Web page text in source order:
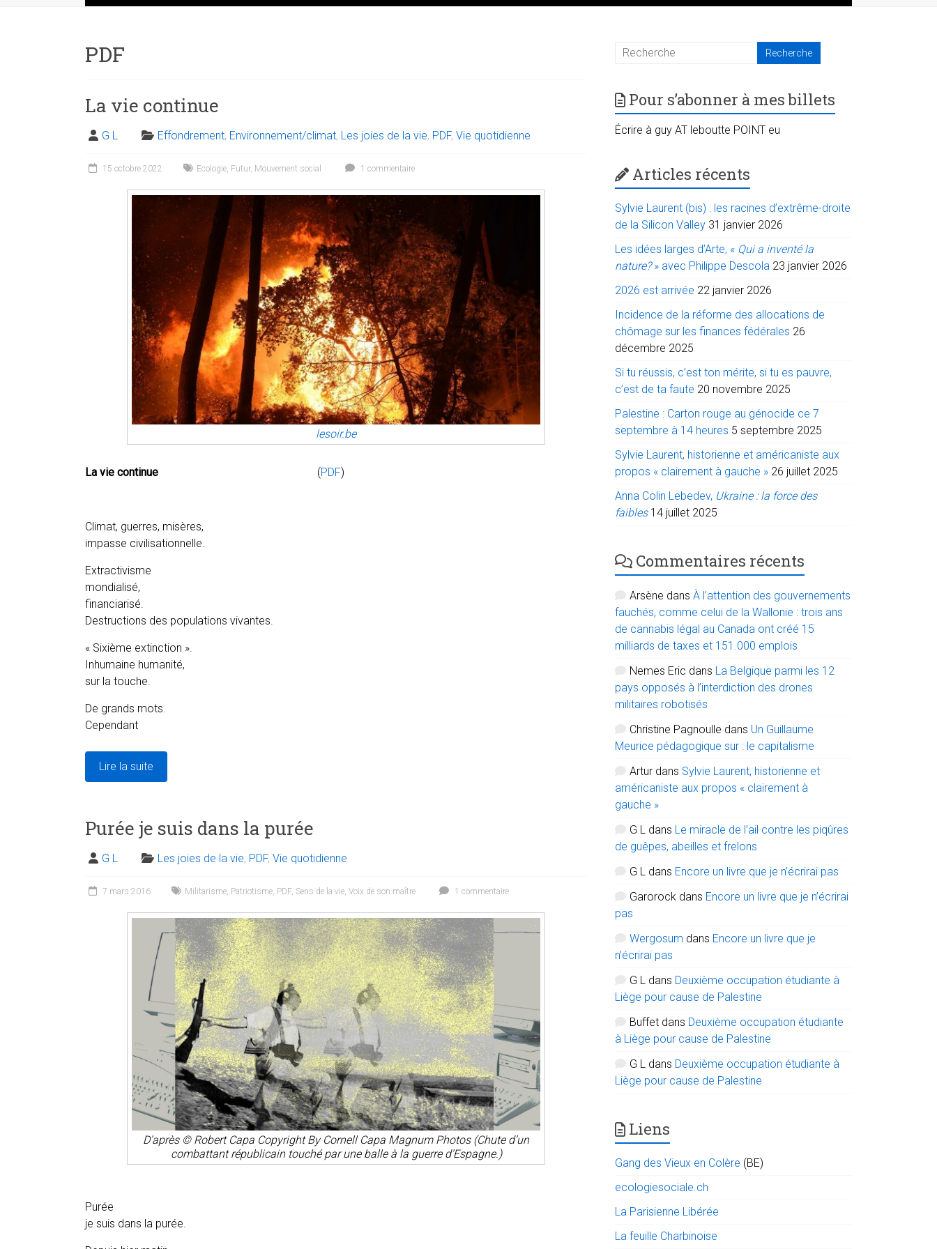
PDF
La vie continue
G L Effondrement, Environnement/climat, Les joies de la vie, PDF, Vie quotidienne
15 octobre 2022 Ecologie Futur, Mouvement social 1 commentaire
lesoir.be
La vie continue (PDF)
Climat, guerres, misères,
impasse civilisationnelle.
Extractivisme
mondialisé,
financiarisé.
Destructions des populations vivantes.
« Sixième extinction ».
Inhumaine humanité,
sur la touche.
De grands mots.
Cependant
Lire la suite
Purée je suis dans la purée
G L Les joies de la vie, PDF, Vie quotidienne
7 mars 2016 Militarisme, Patriotisme, PDF, Sens de la vie, Voix de son maître 1 commentaire
D’après © Robert Capa Copyright By Cornell Capa Magnum Photos (Chute d’un
combattant républicain touché par une balle à la guerre d’Espagne.)
Purée
je suis dans la purée.
Pour s’abonner à mes billets
Écrire à guy AT leboutte POINT eu
Articles récents
Sylvie Laurent (bis) : les racines d’extrême-droite
de la Silicon Valley 31 janvier 2026
Les idées larges d’Arte, « Qui a inventé la
nature?» avec Philippe Descola 23 janvier 2026
2026 est arrivée 22 janvier 2026
Incidence de la réforme des allocations de
chômage sur les finances fédérales 26
décembre 2025
Si tu réussis, c’est ton mérite, si tu es pauvre,
c’est de ta faute 20 novembre 2025
Palestine : Carton rouge au génocide ce 7
septembre à 14 heures 5 septembre 2025
Sylvie Laurent, historienne et américaniste aux
propos « clairement à gauche » 26 juillet 2025
Anna Colin Lebedev, Ukraine : la force des
faibles 14 juillet 2025
Commentaires récents
Arsène dansÀ l’attention des gouvernements
fauchés, comme celui de la Wallonie : trois ans
de cannabis légal au Canada ont créé 15
milliards de taxes et 151.000 emplois
Nemes Eric dans La Belgique parmi les 12
pays opposés à l’interdiction des drones
militaires robotisés
Christine Pagnoulle dans Un Guillaume
Meurice pédagogique sur : le capitalisme
Artur dans Sylvie Laurent, historienne et
américaniste aux propos « clairement à
gauche »
G L dans Le miracle de l’ail contre les piqûres
de guêpes, abeilles et frelons
G L dans Encore un livre que je n’écrirai pas
Garorock dans Encore un livre que je n’écrirai
pas
Wergosum dans Encore un livre que je
n’écrirai pas
G L dans Deuxième occupation étudiante à
Liège pour cause de Palestine
Buffet dans Deuxième occupation étudiante
à Liège pour cause de Palestine
G L dans Deuxième occupation étudiante à
Liège pour cause de Palestine
Liens
Gang des Vieux en Colère (BE)
ecologiesociale.ch
La Parisienne Libérée
La feuille Charbinoise